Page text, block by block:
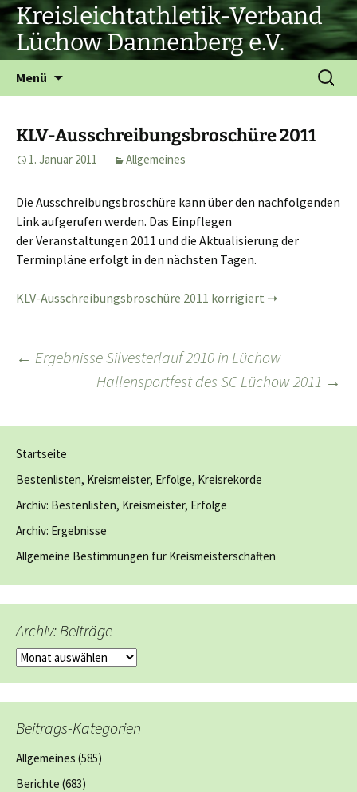
Zum
Inhalt
springen
Kreisleichtathletik-Verband
Lüchow Dannenberg e.V.
Menü
Suchen
nach:
KLV-Ausschreibungsbroschüre 2011
1. Januar 2011 Allgemeines
Die Ausschreibungsbroschüre kann über den nachfolgenden
Link aufgerufen werden. Das Einpflegen
der Veranstaltungen 2011 und die Aktualisierung der
Terminpläne erfolgt in den nächsten Tagen.
KLV-Ausschreibungsbroschüre 2011 korrigiert
Beitragsnavigation
← Ergebnisse Silvesterlauf 2010 in Lüchow
Hallensportfest des SC Lüchow 2011 →
Startseite
Bestenlisten, Kreismeister, Erfolge, Kreisrekorde
Archiv: Bestenlisten, Kreismeister, Erfolge
Archiv: Ergebnisse
Allgemeine Bestimmungen für Kreismeisterschaften
Archiv: Beiträge
Archiv:
Beitrags-Kategorien
Allgemeines (585)
Berichte (683)